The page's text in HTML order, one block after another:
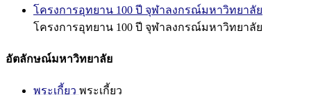
โครงการอุทยาน 100 ปี จุฬาลงกรณ์มหาวิทยาลัย
โครงการอุทยาน 100 ปี จุฬาลงกรณ์มหาวิทยาลัย
อัตลักษณ์มหาวิทยาลัย
พระเกี้ยว พระเกี้ยว